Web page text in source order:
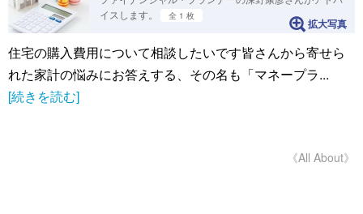
イスします。
全 1 枚
拡大写真
住宅の購入費用について相談したいです皆さんから寄せら
れた家計の悩みにお答えする、その名も「マネープラ...
[続きを読む]
《All About》